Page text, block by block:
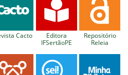
Cacto
Editora
IFSertãoPE
Repositório
Releia